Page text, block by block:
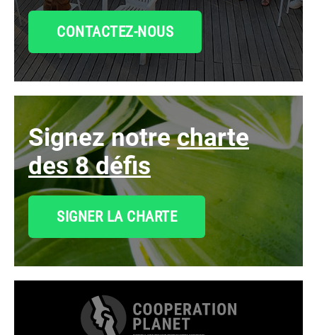
CONTACTEZ-NOUS
signez notrecharte
des 8 défis
SIGNER LA CHARTE